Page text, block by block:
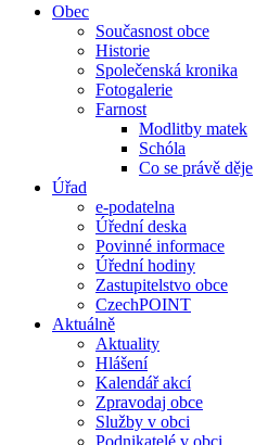
Obec
Současnost obce
Historie
Společenská kronika
Fotogalerie
Farnost
Modlitby matek
Schóla
Co se právě děje
Úřad
e-podatelna
Úřední deska
Povinné informace
Úřední hodiny
Zastupitelstvo obce
CzechPOINT
Aktuálně
Aktuality
Hlášení
Kalendář akcí
Zpravodaj obce
Služby v obci
Podnikatelé v obci